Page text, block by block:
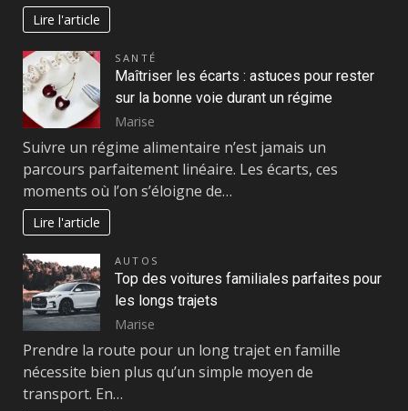
Lire l'article
SANTÉ
Maîtriser les écarts : astuces pour rester
sur la bonne voie durant un régime
Marise
Suivre un régime alimentaire n’est jamais un
parcours parfaitement linéaire. Les écarts, ces
moments où l’on s’éloigne de…
Lire l'article
AUTOS
Top des voitures familiales parfaites pour
les longs trajets
Marise
Prendre la route pour un long trajet en famille
nécessite bien plus qu’un simple moyen de
transport. En…